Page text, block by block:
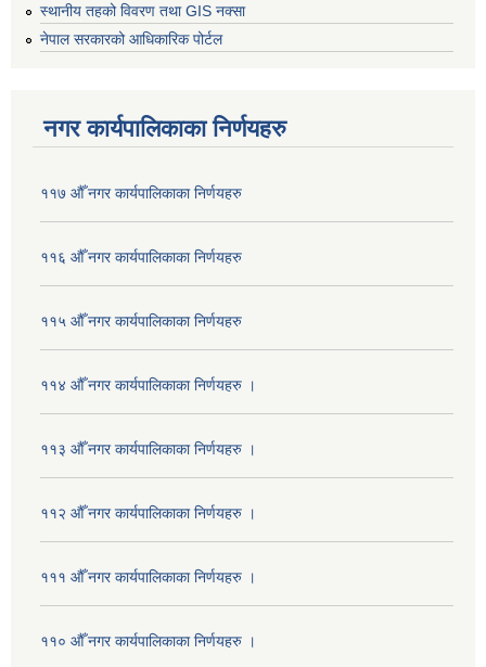
स्थानीय तहको विवरण तथा GIS नक्सा
नेपाल सरकारको आधिकारिक पोर्टल
नगर कार्यपालिकाका निर्णयहरु
११७ औँ नगर कार्यपालिकाका निर्णयहरु
११६ औँ नगर कार्यपालिकाका निर्णयहरु
११५ औँ नगर कार्यपालिकाका निर्णयहरु
११४ औँ नगर कार्यपालिकाका निर्णयहरु ।
११३ औँ नगर कार्यपालिकाका निर्णयहरु ।
११२ औँ नगर कार्यपालिकाका निर्णयहरु ।
१११ औँ नगर कार्यपालिकाका निर्णयहरु ।
११० औँ नगर कार्यपालिकाका निर्णयहरु ।